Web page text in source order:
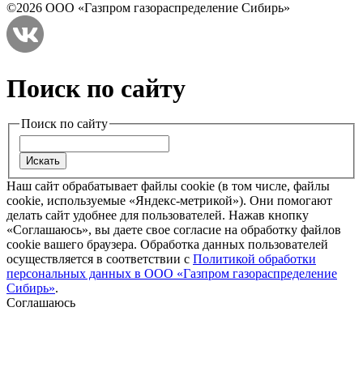
©2026 ООО «Газпром газораспределение Сибирь»
Поиск по сайту
Поиск по сайту
Наш сайт обрабатывает файлы cookie (в том числе, файлы
cookie, используемые «Яндекс-метрикой»). Они помогают
делать сайт удобнее для пользователей. Нажав кнопку
«Соглашаюсь», вы даете свое согласие на обработку файлов
cookie вашего браузера. Обработка данных пользователей
осуществляется в соответствии с Политикой обработки
персональных данных в ООО «Газпром газораспределение
Сибирь».
Соглашаюсь